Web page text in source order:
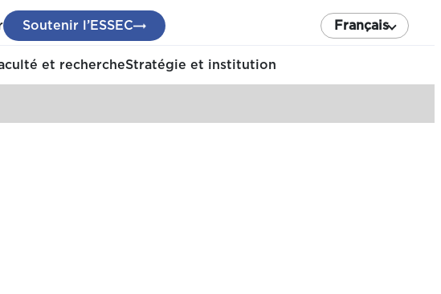
Soutenir l’ESSEC Français
et rechercheStratégie et institution